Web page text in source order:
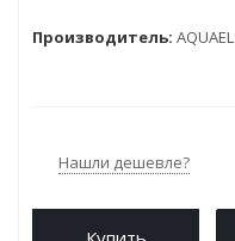
Производитель: AQUAEL
Нашли дешевле?